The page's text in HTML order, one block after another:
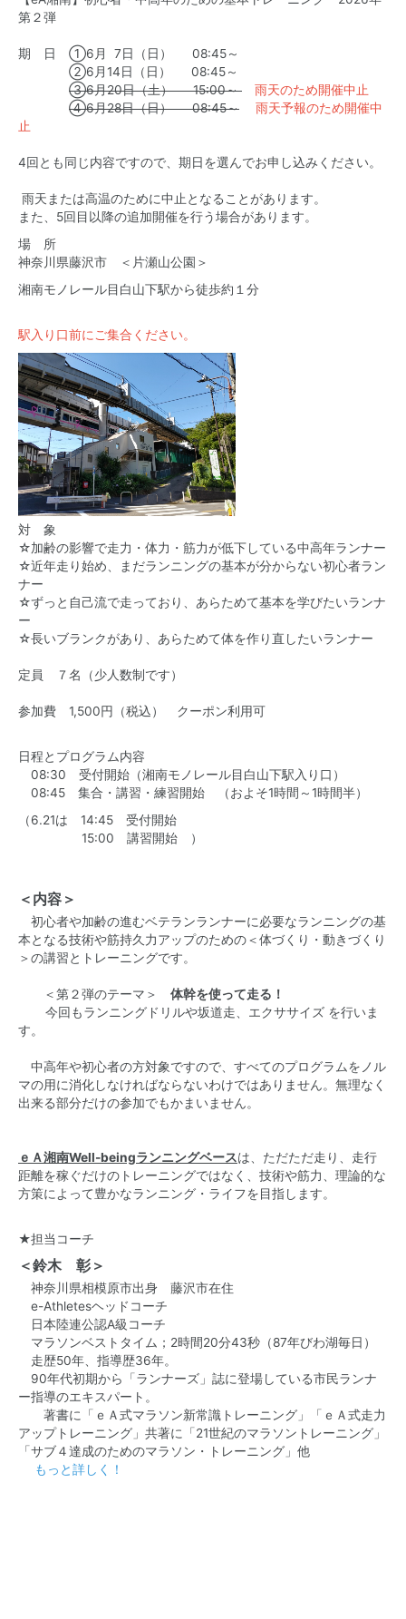
第２弾
期 日 ①6月 7日（日） 08:45～
②6月14日（日） 08:45～
③6月20日（土） 15:00～
雨天のため開催中止
④6月28日（日） 08:45～
雨天予報のため開催中
止
4回とも同じ内容ですので、期日を選んでお申し込みください。
雨天または高温のために中止となることがあります。
また、5回目以降の追加開催を行う場合があります。
場 所
神奈川県藤沢市 ＜ 片瀬山公園 ＞
湘南モノレール目白山下駅から徒歩約１分
駅入り口前にご集合ください。
対 象
☆加齢の影響で走力・体力・筋力が低下している中高年ランナー
☆近年走り始め、まだランニングの基本が分からない初心者ラン
ナー
☆ずっと自己流で走っており、あらためて基本を学びたいランナ
ー
☆長いブランクがあり、あらためて体を作り直したいランナー
定員 ７名（少人数制です）
参加費 1,500円（税込） クーポン利用可
日程とプログラム内容
08:30 受付開始（湘南モノレール目白山下駅入り口）
08:45 集合・講習・練習開始 （およそ1時間～1時間半）
（6.21は 14:45 受付開始
15:00 講習開始 ）
＜内容＞
初心者や加齢の進むベテランランナーに必要なランニングの基
本となる技術や筋持久力アップのための＜体づくり・動きづくり
＞の講習とトレーニングです。
＜第２弾のテーマ＞ 体幹を使って走る！
今回もランニングドリルや坂道走、エクササイズ を行いま
す。
中高年や初心者の方対象ですので、すべてのプログラムをノル
マの用に消化しなければならないわけではありません。無理なく
出来る部分だけの参加でもかまいません。
ｅＡ湘南Well-beingランニングベースは、ただただ走り、走行
距離を稼ぐだけのトレーニングではなく、技術や筋力、理論的な
方策によって豊かなランニング・ライフを目指します。
★担当コーチ
＜鈴木 彰＞
神奈川県相模原市出身 藤沢市在住
e-Athletesヘッドコーチ
日本陸連公認A級コーチ
マラソンベストタイム；2時間20分43秒（87年びわ湖毎日）
走歴50年、指導歴36年。
90年代初期から「ランナーズ」誌に登場している市民ランナ
ー指導のエキスパート。
著書に「ｅＡ式マラソン新常識トレーニング」「ｅＡ式走力
アップトレーニング」共著に「21世紀のマラソントレーニング」
「サブ４達成のためのマラソン・トレーニング」他
もっと詳しく！